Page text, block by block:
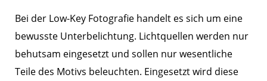
Bei der Low-Key Fotografie handelt es sich um eine
bewusste Unterbelichtung. Lichtquellen werden nur
behutsam eingesetzt und sollen nur wesentliche
Teile des Motivs beleuchten. Eingesetzt wird diese